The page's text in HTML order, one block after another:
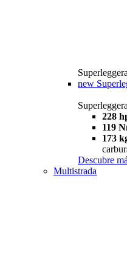
Superleggera
new
228
119
173
Descubre
Multistrada